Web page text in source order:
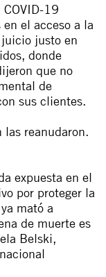
COVID-19
el acceso a la
justo en
donde
que no
de
sus clientes.
las reanudaron.
expuesta en el
por proteger la
mató a
de muerte es
Belski,